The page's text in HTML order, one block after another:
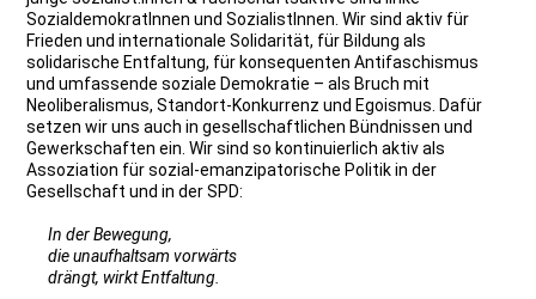
SozialdemokratInnen und SozialistInnen. Wir sind aktiv für
Frieden und internationale Solidarität, für Bildung als
solidarische Entfaltung, für konsequenten Antifaschismus
und umfassende soziale Demokratie – als Bruch mit
Neoliberalismus, Standort-Konkurrenz und Egoismus. Dafür
setzen wir uns auch in gesellschaftlichen Bündnissen und
Gewerkschaften ein. Wir sind so kontinuierlich aktiv als
Assoziation für sozial-emanzipatorische Politik in der
Gesellschaft und in der SPD:
In der Bewegung,
die unaufhaltsam vorwärts
drängt, wirkt Entfaltung.